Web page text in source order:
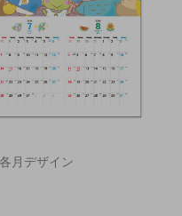
月デザイン